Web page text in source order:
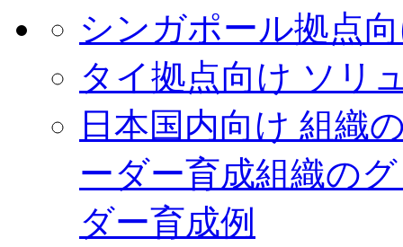
シンガポール拠点
タイ拠点向け ソリ
日本国内向け 組織
ーダー育成組織の
ダー育成例